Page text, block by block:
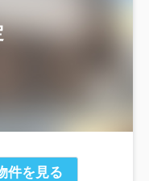
件を見る